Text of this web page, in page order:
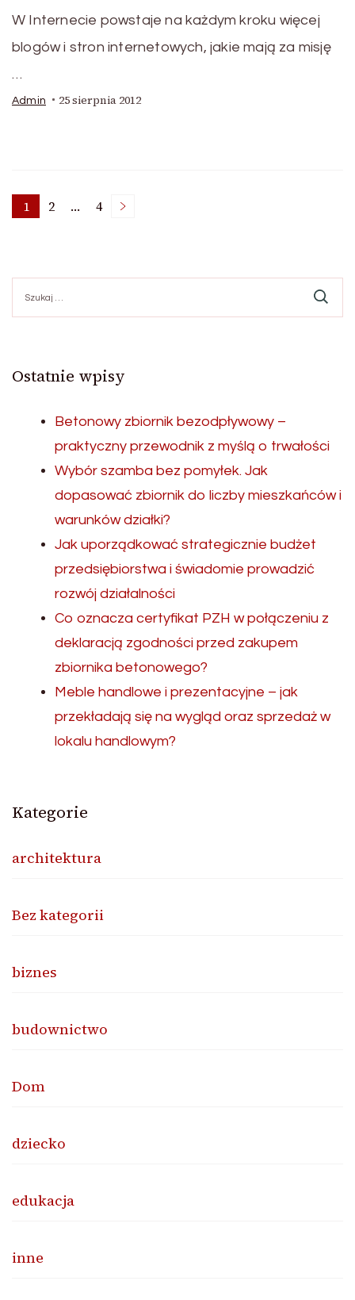
W Internecie powstaje na każdym kroku więcej
blogów i stron internetowych, jakie mają za misję
…
Admin 25 sierpnia 2012
Stronicowanie
wpisów
Strona
1 Strona
2 … Strona
4
Ostatnie wpisy
Betonowy zbiornik bezodpływowy –
praktyczny przewodnik z myślą o trwałości
Wybór szamba bez pomyłek. Jak
dopasować zbiornik do liczby mieszkańców i
warunków działki?
Jak uporządkować strategicznie budżet
przedsiębiorstwa i świadomie prowadzić
rozwój działalności
Co oznacza certyfikat PZH w połączeniu z
deklaracją zgodności przed zakupem
zbiornika betonowego?
Meble handlowe i prezentacyjne – jak
przekładają się na wygląd oraz sprzedaż w
lokalu handlowym?
Kategorie
architektura
Bez kategorii
biznes
budownictwo
Dom
dziecko
edukacja
inne